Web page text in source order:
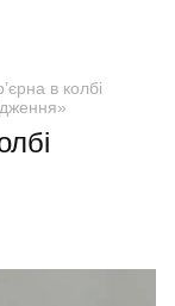
в колбі